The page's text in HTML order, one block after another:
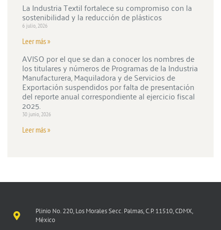
La Industria Textil fortalece su compromiso con la
sostenibilidad y la reducción de plásticos
6 julio, 2026
Leer más »
AVISO por el que se dan a conocer los nombres de
los titulares y números de Programas de la Industria
Manufacturera, Maquiladora y de Servicios de
Exportación suspendidos por falta de presentación
del reporte anual correspondiente al ejercicio fiscal
2025.
30 junio, 2026
Leer más »
Plinio No. 220, Los Morales Secc. Palmas, C.P. 11510, CDMX,
México